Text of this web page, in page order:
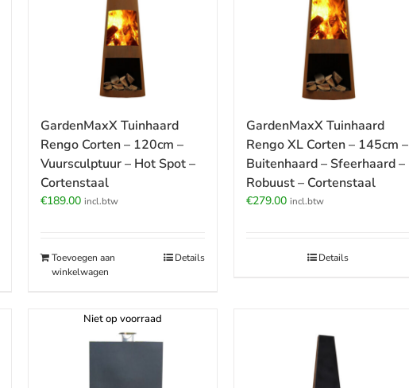
GardenMaxX Tuinhaard
Rengo Corten – 120cm –
Vuursculptuur – Hot Spot –
Cortenstaal
€189.00 incl.btw
Toevoegen aan
winkelwagen
Details
GardenMaxX Tuinhaard
Rengo XL Corten – 145cm –
Buitenhaard – Sfeerhaard –
Robuust – Cortenstaal
€279.00 incl.btw
Details
Niet op voorraad